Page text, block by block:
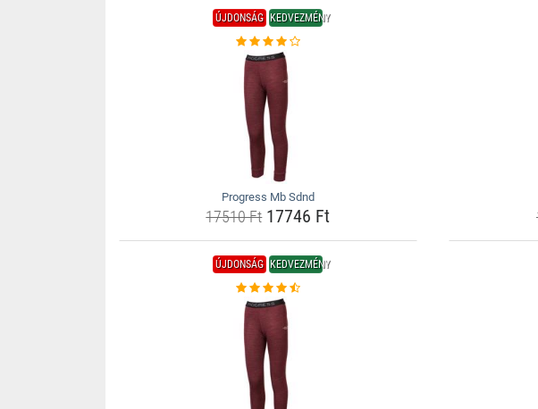
ÚJDONSÁG KEDVEZMÉNY
Progress Mb Sdnd
17510 Ft17746 Ft
ÚJDONSÁG KEDVEZMÉNY